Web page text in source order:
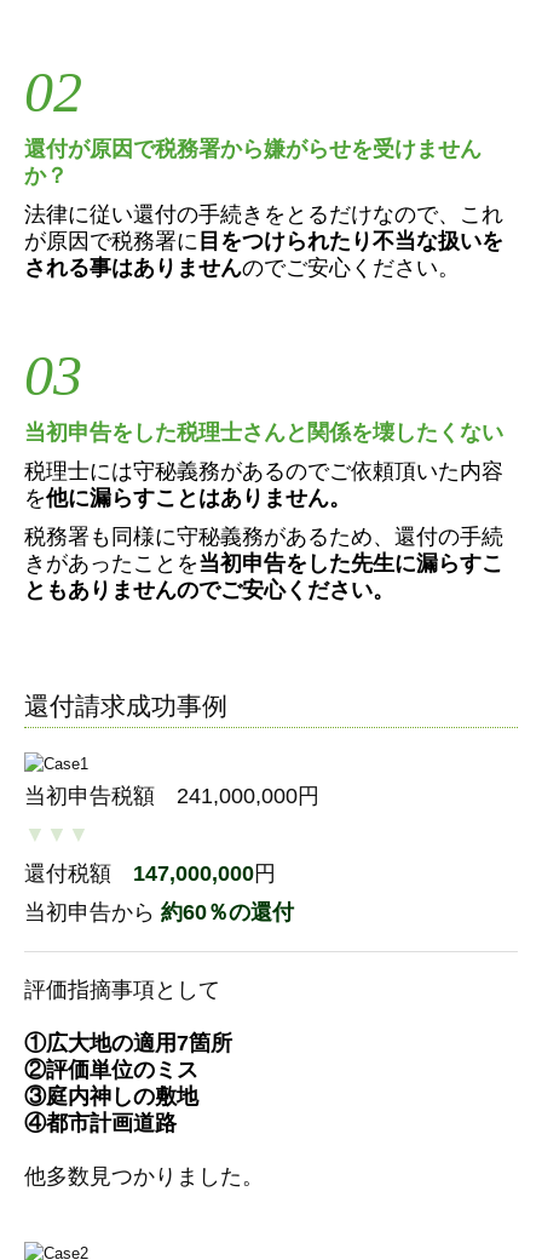
02
還付が原因で税務署から嫌がらせを受けません
か？
法律に従い還付の手続きをとるだけなので、これ
が原因で税務署に 目をつけられたり不当な扱いを
される事はありませんのでご安心ください。
03
当初申告をした税理士さんと関係を壊したくない
税理士には守秘義務があるのでご依頼頂いた内容
を他に漏らすことはありません。
税務署も同様に守秘義務があるため、還付の手続
きがあったことを当初申告をした先生に漏らすこ
ともありませんのでご安心ください。
還付請求成功事例
当初申告税額 241,000,000円
▼▼▼
還付税額 147,000,000円
当初申告から 約60％の還付
評価指摘事項として
①広大地の適用7箇所
②評価単位のミス
③庭内神しの敷地
④都市計画道路
他多数見つかりました。